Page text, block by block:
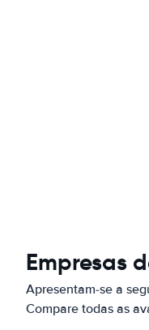
Empresas
Apresentam-se a
Compare todas as